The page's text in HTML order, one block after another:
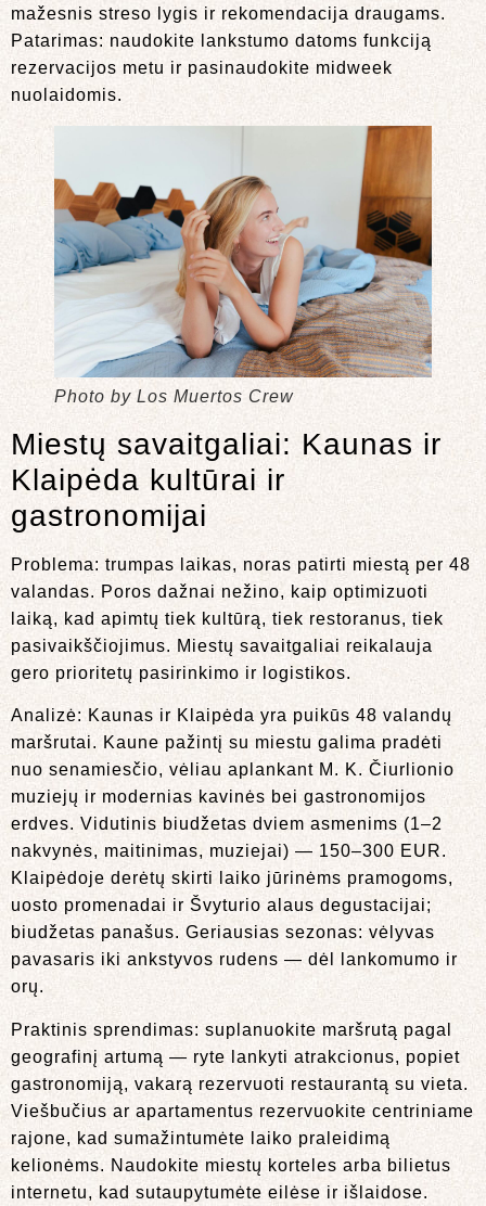
mažesnis streso lygis ir rekomendacija draugams.
Patarimas: naudokite lankstumo datoms funkciją
rezervacijos metu ir pasinaudokite midweek
nuolaidomis.
Photo by Los Muertos Crew
Miestų savaitgaliai: Kaunas ir
Klaipėda kultūrai ir
gastronomijai
Problema: trumpas laikas, noras patirti miestą per 48
valandas. Poros dažnai nežino, kaip optimizuoti
laiką, kad apimtų tiek kultūrą, tiek restoranus, tiek
pasivaikščiojimus. Miestų savaitgaliai reikalauja
gero prioritetų pasirinkimo ir logistikos.
Analizė: Kaunas ir Klaipėda yra puikūs 48 valandų
maršrutai. Kaune pažintį su miestu galima pradėti
nuo senamiesčio, vėliau aplankant M. K. Čiurlionio
muziejų ir modernias kavinės bei gastronomijos
erdves. Vidutinis biudžetas dviem asmenims (1–2
nakvynės, maitinimas, muziejai) — 150–300 EUR.
Klaipėdoje derėtų skirti laiko jūrinėms pramogoms,
uosto promenadai ir Švyturio alaus degustacijai;
biudžetas panašus. Geriausias sezonas: vėlyvas
pavasaris iki ankstyvos rudens — dėl lankomumo ir
orų.
Praktinis sprendimas: suplanuokite maršrutą pagal
geografinį artumą — ryte lankyti atrakcionus, popiet
gastronomiją, vakarą rezervuoti restaurantą su vieta.
Viešbučius ar apartamentus rezervuokite centriniame
rajone, kad sumažintumėte laiko praleidimą
kelionėms. Naudokite miestų korteles arba bilietus
internetu, kad sutaupytumėte eilėse ir išlaidose.